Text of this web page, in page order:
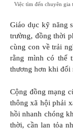
Việc tìm đến chuyên gia
Giáo dục kỹ năng
trường, đồng thời
cùng con về trải
rằng mình có thể
thương hơn khi đối
Cộng đồng mạng
thông xã hội phải
hồi nhanh chóng
thời, cần lan tỏa